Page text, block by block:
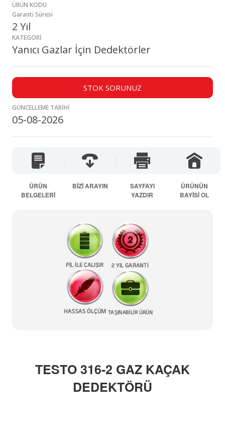
ÜRÜN KODU
Garanti Süresi
2 Yıl
KATEGORİ
Yanıcı Gazlar İçin Dedektörler
STOK SORUNUZ
GÜNCELLEME TARİHİ
05-08-2026
ÜRÜN
BELGELERİ
BİZİ ARAYIN
SAYFAYI
YAZDIR
ÜRÜNÜN
BAYİSİ OL
TESTO 316-2 GAZ KAÇAK
DEDEKTÖRÜ